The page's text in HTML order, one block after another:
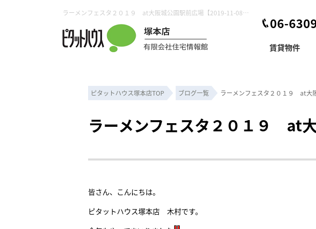
ラーメンフェスタ２０１９ at大阪城公園駅前広場【2019-11-08更新】
06-
賃貸物件
ピタットハウス塚本店TOP ブログ一覧 ラーメンフェスタ２０１９ at大
ラーメンフェスタ２０１９ at
皆さん、こんにちは。
ピタットハウス塚本店 木村です。